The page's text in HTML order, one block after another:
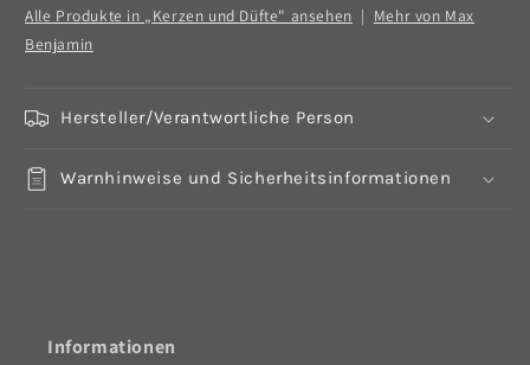
Alle Produkte in „Kerzen und Düfte" ansehen | Mehr von Max
Benjamin
Hersteller/Verantwortliche Person
Warnhinweise und Sicherheitsinformationen
Informationen